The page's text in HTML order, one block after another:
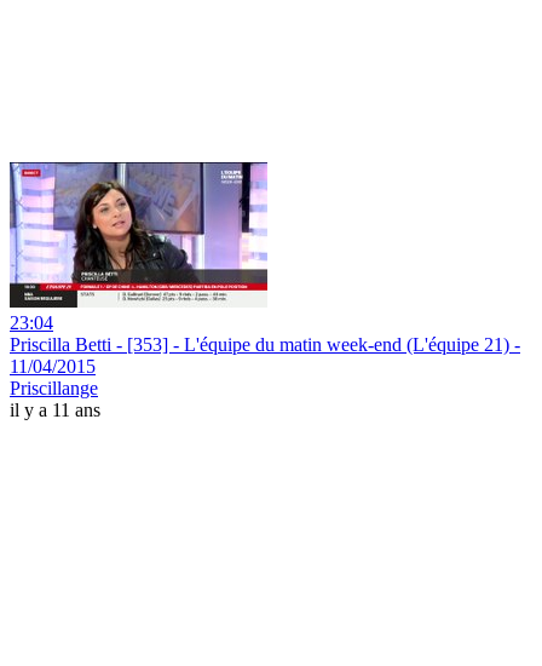
23:04
Priscilla Betti - [353] - L'équipe du matin week-end (L'équipe 21) -
11/04/2015
Priscillange
il y a 11 ans